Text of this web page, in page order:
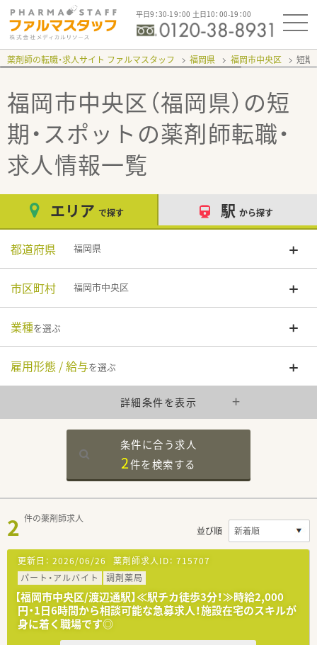
平日9：30-19：00 土日10：00-19：00
薬剤師の転職・求人サイト ファルマスタッフ 福岡県 福岡市中央区 短期
福岡市中央区（福岡県）の短
期・スポット の薬剤師転職・
求人情報一覧
エリア で探す 駅 から探す
都道府県 福岡県
市区町村 福岡市中央区
業種を選ぶ
雇用形態 / 給与を選ぶ
詳細条件を表示
条件に合う求人
2件を検索する
2 件の薬剤師求人
並び順
更新日： 2026/06/26 薬剤師求人ID： 715707
パート・アルバイト
調剤薬局
【福岡市中央区/渡辺通駅】≪駅チカ徒歩3分！≫時給2,000
円・1日6時間から相談可能な急募求人！施設在宅のスキルが
身に着く職場です◎